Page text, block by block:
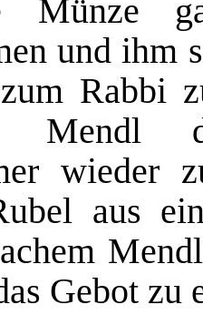
Münze
und ihm
Rabbi
Mendl
wieder
aus
Gebot zu